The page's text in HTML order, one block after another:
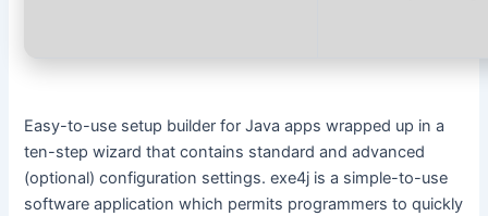
Easy-to-use setup builder for Java apps wrapped up in a
ten-step wizard that contains standard and advanced
(optional) configuration settings. exe4j is a simple-to-use
software application which permits programmers to quickly